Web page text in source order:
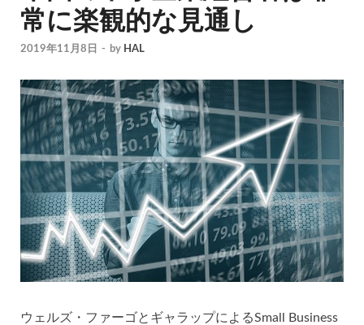
常に楽観的な見通し
2019年11月8日 - by HAL
ウェルズ・ファーゴとギャラップによるSmall Business